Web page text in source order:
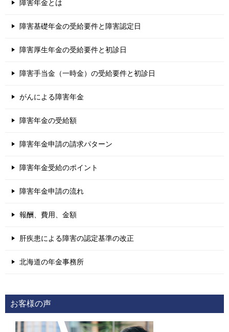
障害年金とは
障害基礎年金の受給要件と障害認定日
障害厚生年金の受給要件と初診日
障害手当金（一時金）の受給要件と初診日
がんによる障害年金
障害年金の受給額
障害年金申請の請求パターン
障害年金受給のポイント
障害年金申請の流れ
報酬、費用、金額
肝疾患による障害の認定基準の改正
北海道の年金事務所
お客様の声